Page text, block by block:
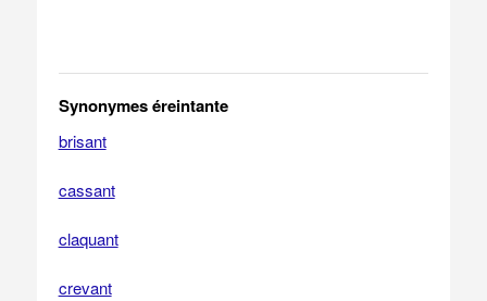
Synonymes éreintante
brisant
cassant
claquant
crevant